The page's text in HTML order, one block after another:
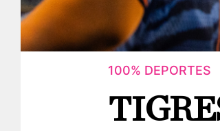
100% DEPORTES